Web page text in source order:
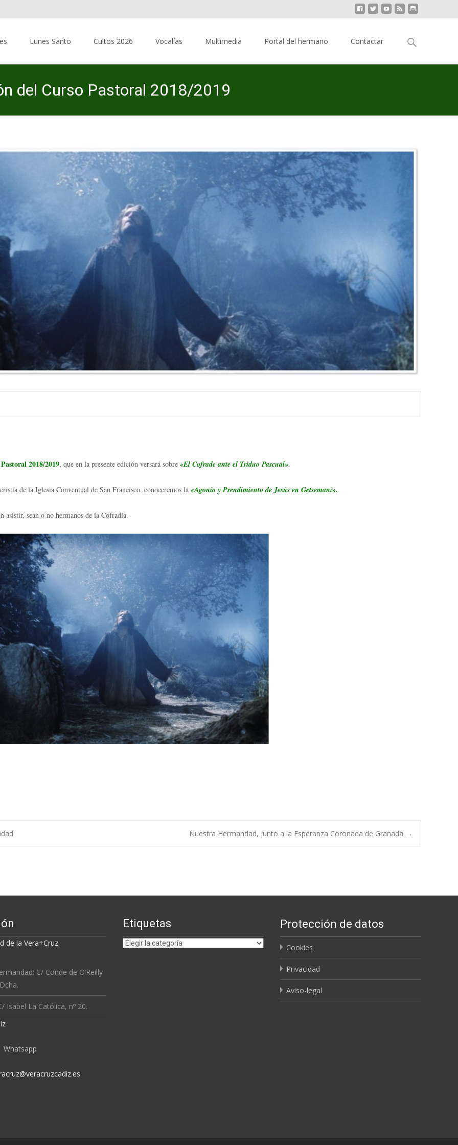
Lunes Santo Cultos 2026 Vocalías Multimedia Portal del hermano Contactar Buscar:
del Curso Pastoral 2018/2019
2018/2019, que en la presente edición versará sobre «El Cofrade ante el Triduo Pascual».
de la Iglesia Conventual de San Francisco, conoceremos la «Agonía y Prendimiento de Jesús en Getsemaní».
asistir, sean o no hermanos de la Cofradía.
Nuestra Hermandad, junto a la Esperanza Coronada de Granada →
de la Vera+Cruz
C/ Conde de O’Reilly
Isabel La Católica, nº 20.
Whatsapp
Etiquetas
Etiquetas
Protección de datos
Cookies
Privacidad
Aviso-legal